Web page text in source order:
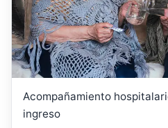
Acompañamiento
ingreso